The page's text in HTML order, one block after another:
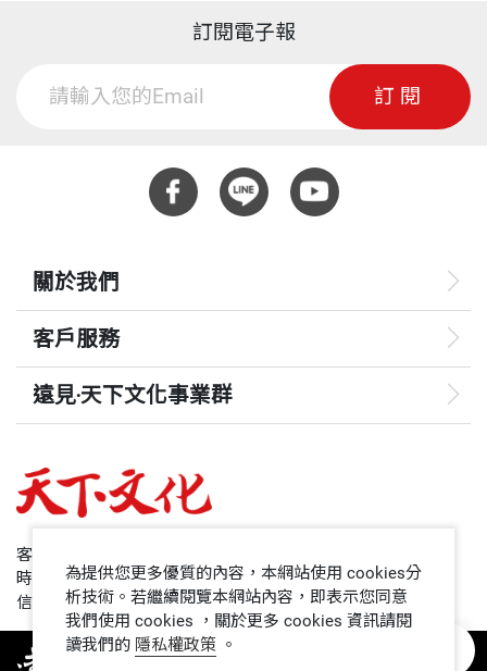
訂閱電子報
訂閱
關於我們
客戶服務
遠見‧天下文化事業群
哈佛商業評論
領導影響力學院
1號課堂
客服專線：+886 2 2662-0012
時間：週一~週五9:00~12:30;13:30~17:00
信箱：service@cwgv.com.tw
為提供您更多優質的內容，本網站使用 cookies分
析技術。若繼續閱覽本網站內容，即表示您同意
我們使用 cookies ，關於更多 cookies 資訊請閱
讀我們的 隱私權政策 。